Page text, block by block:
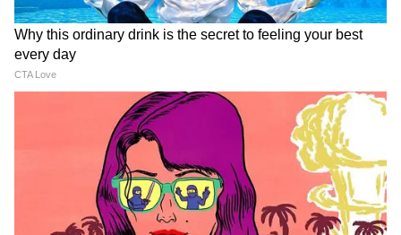
Crime News: 'मेरे पति को मार
दो, नहीं तो...चैट सामने आते ही पति
ने उठाया बड़ा कदम, पत्नी और प्रेमी
WATCH: राहुल गांधी के E20
वीडियो में 53 सेकेंड में ऐसा क्या
दिखा? सोशल मीडिया पर क्यों मचा
बवाल?